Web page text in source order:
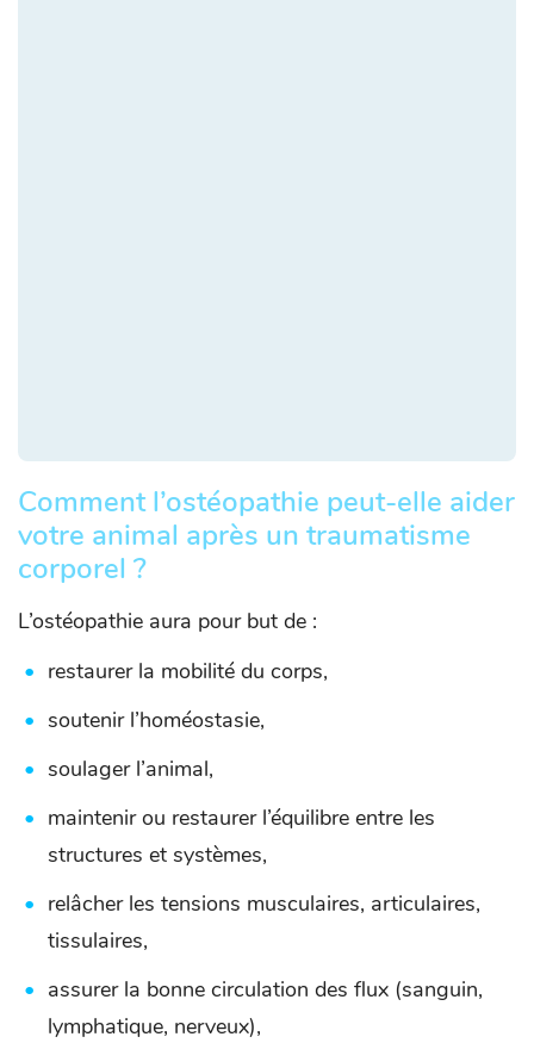
Comment l’ostéopathie peut-elle aider
votre animal après un traumatisme
corporel ?
L’ostéopathie aura pour but de :
restaurer la mobilité du corps,
soutenir l’homéostasie,
soulager l’animal,
maintenir ou restaurer l’équilibre entre les
structures et systèmes,
relâcher les tensions musculaires, articulaires,
tissulaires,
assurer la bonne circulation des flux (sanguin,
lymphatique, nerveux),